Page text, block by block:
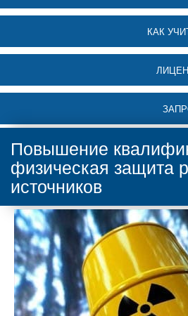
КАК
Повышение
физическая защита
источников